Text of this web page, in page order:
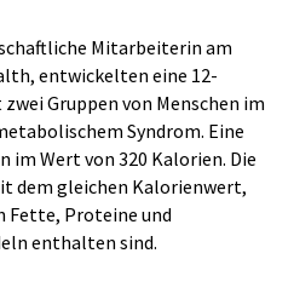
Mitarbeiterin am
entwickelten eine 12-
Gruppen von Menschen im
Syndrom. Eine
im Wert von 320 Kalorien. Die
dem gleichen Kalorienwert,
Fette, Proteine und
enthalten sind.